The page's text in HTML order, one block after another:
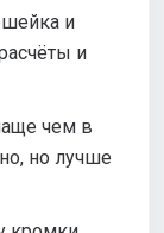
и
и
чем в
но лучше